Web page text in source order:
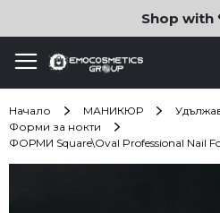
Shop with
Начало МАНИКЮР
Форми за нокти
ФОРМИ Square\Oval Professional Nail